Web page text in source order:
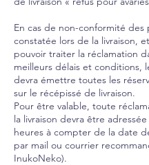
En cas de non-conformité des
constatée lors de la livraison,
pouvoir traiter la réclamation
meilleurs délais et conditions,
devra émettre toutes les
sur le récépissé de livraison.
Pour être valable, toute
la livraison devra être adressée
heures à compter de la date
par mail ou courrier
InukoNeko).